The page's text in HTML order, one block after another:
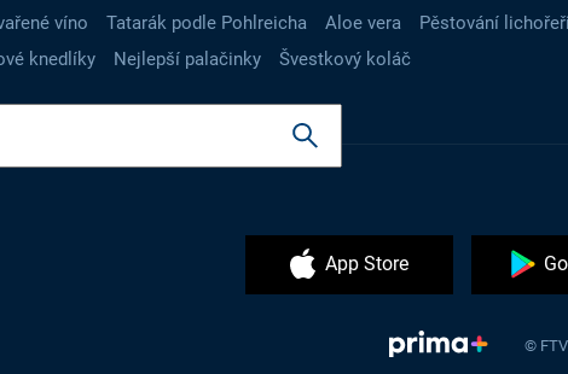
víno Tatarák podle Pohlreicha Aloe vera
Pěstování
knedlíky Nejlepší palačinky Švestkový koláč
App Store
©